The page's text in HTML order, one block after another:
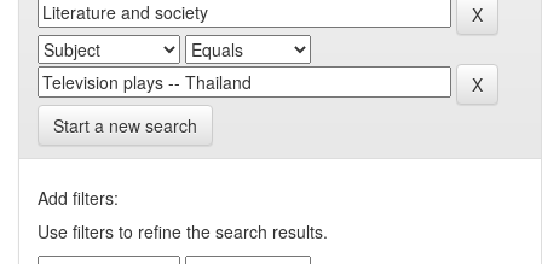
Start a new search
Add filters:
Use filters to refine the search results.